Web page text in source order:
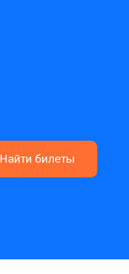
Найти билеты